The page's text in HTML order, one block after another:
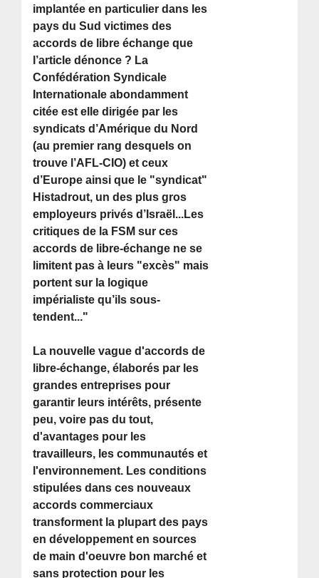
implantée en particulier dans les
pays du Sud victimes des
accords de libre échange que
l’article dénonce ? La
Confédération Syndicale
Internationale abondamment
citée est elle dirigée par les
syndicats d’Amérique du Nord
(au premier rang desquels on
trouve l’AFL-CIO) et ceux
d’Europe ainsi que le "syndicat"
Histadrout, un des plus gros
employeurs privés d’Israël...Les
critiques de la FSM sur ces
accords de libre-échange ne se
limitent pas à leurs "excès" mais
portent sur la logique
impérialiste qu’ils sous-
tendent..."
La nouvelle vague d'accords de
libre-échange, élaborés par les
grandes entreprises pour
garantir leurs intérêts, présente
peu, voire pas du tout,
d'avantages pour les
travailleurs, les communautés et
l'environnement. Les conditions
stipulées dans ces nouveaux
accords commerciaux
transforment la plupart des pays
en développement en sources
de main d'oeuvre bon marché et
sans protection pour les